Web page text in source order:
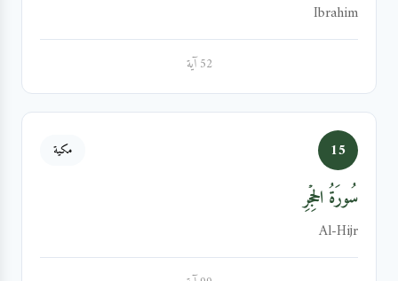
Ibrahim
52 آية
15 مكية
سُورَةُ الحِجۡرِ
Al-Hijr